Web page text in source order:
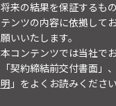
将来の結果を保証するも
テンツの内容に依拠して
願いいたします。
本コンテンツでは当社で
「契約締結前交付書面
明 」をよくお読みください